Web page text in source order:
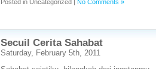
Posted in Uncategorized | No Comments »
Secuil Cerita Sahabat
Saturday, February 5th, 2011